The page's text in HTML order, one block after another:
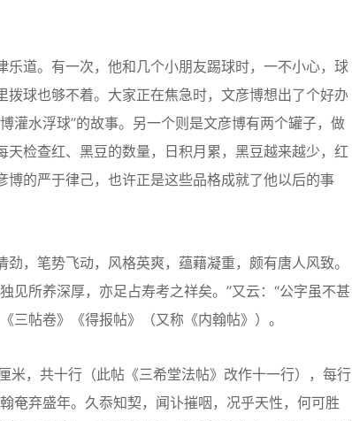
道。有一次，他和几个小朋友踢球时，一不小心，球
球也够不着。大家正在焦急时，文彦博想出了个好办
灌水浮球”的故事。另一个则是文彦博有两个罐子，做
检查红、黑豆的数量，日积月累，黑豆越来越少，红
的严于律己，也许正是这些品格成就了他以后的事
笔势飞动，风格英爽，蕴藉凝重，颇有唐人风致。
见所养深厚，亦足占寿考之祥矣。”又云：“公字虽不甚
三帖卷》《得报帖》（又称《内翰帖》）。
，共十行（此帖《三希堂法帖》改作十一行），每行
奄弃盛年。久忝知契，闻讣摧咽，况乎天性，何可胜